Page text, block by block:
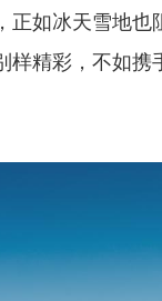
正如冰天雪地
样精彩，不如